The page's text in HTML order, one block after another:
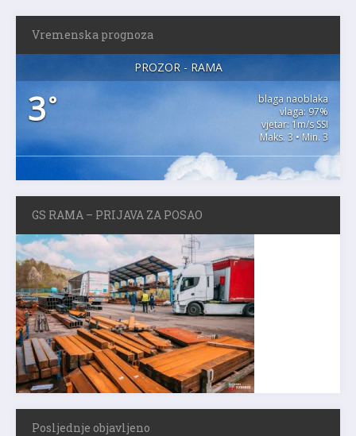
Vremenska prognoza
PROZOR - RAMA
3°
blaga naoblaka
vlaga: 97%
vjetar: 1m/s SSI
Maks. 3 • Min. 3
GS RAMA – PRIJAVA ZA POSAO
Posljednje objavljeno